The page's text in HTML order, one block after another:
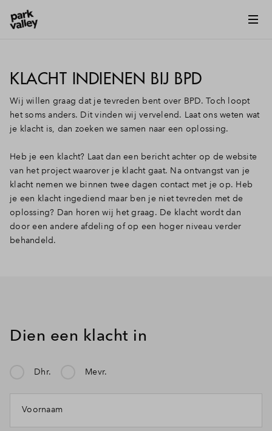
KLACHT INDIENEN BIJ BPD
Wij willen graag dat je tevreden bent over BPD. Toch loopt
het soms anders. Dit vinden wij vervelend. Laat ons weten wat
je klacht is, dan zoeken we samen naar een oplossing.
Heb je een klacht? Laat dan een bericht achter op de website
van het project waarover je klacht gaat. Na ontvangst van je
klacht nemen we binnen twee dagen contact met je op. Heb
je een klacht ingediend maar ben je niet tevreden met de
oplossing? Dan horen wij het graag. De klacht wordt dan
door een andere afdeling of op een hoger niveau verder
behandeld.
Dien een klacht in
Dhr. Mevr.
Voornaam